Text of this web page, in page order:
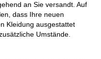
an Sie versandt. Auf
dass Ihre neuen
Kleidung ausgestattet
Umstände.